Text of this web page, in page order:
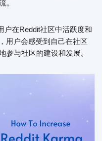
。
户在Reddit社区中活跃度和
用户会感受到自己在社区
参与社区的建设和发展。